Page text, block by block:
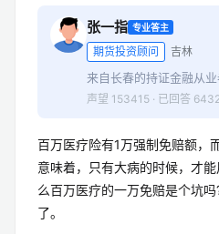
张一指 专业答主
期货投资顾问 吉林
来自长春的持证金融从
声望 153415 · 已回答
百万医疗险有1万强制免赔额，
意味着，只有大病的时候，才
么百万医疗的一万免赔是个坑
了。